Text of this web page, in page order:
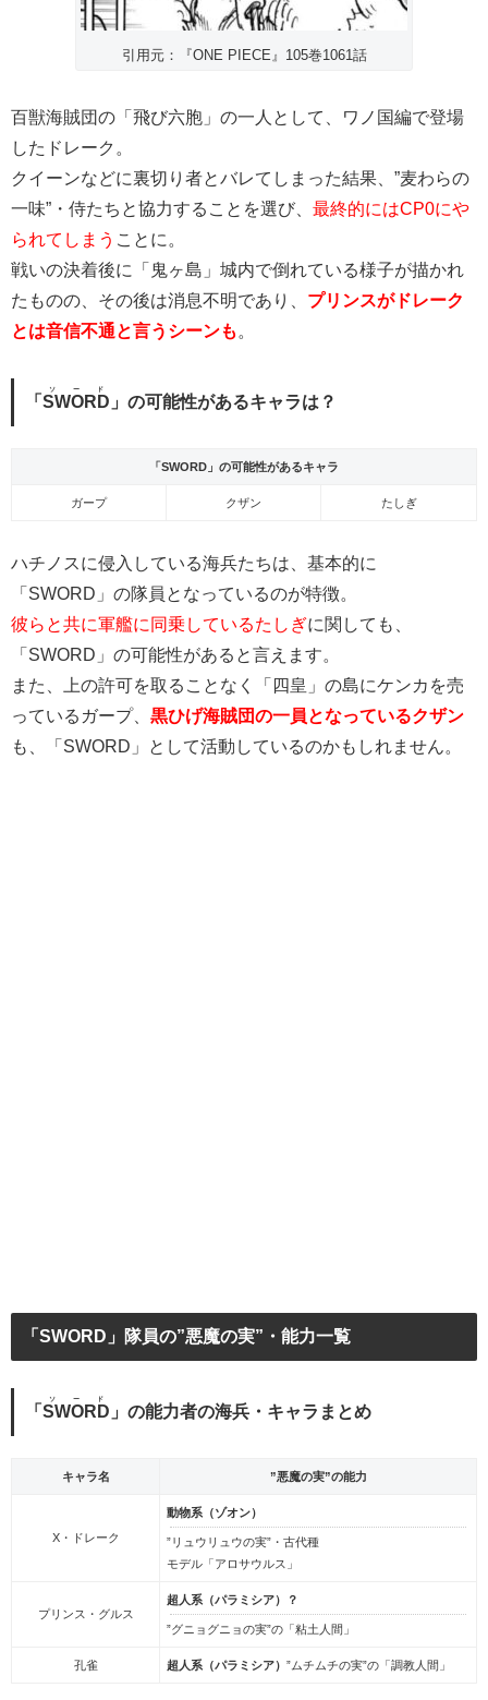
引用元：『ONE PIECE』105巻1061話
百獣海賊団の「飛び六胞」の一人として、ワノ国編で登場
したドレーク。
クイーンなどに裏切り者とバレてしまった結果、”麦わらの
一味”・侍たちと協力することを選び、 最終的にはCP0にや
られてしまう ことに。
戦いの決着後に「鬼ヶ島」城内で倒れている様子が描かれ
たものの、その後は消息不明であり、 プリンスがドレーク
とは音信不通と言うシーンも 。
「 SWORD
ソード
」の可能性があるキャラは？
「SWORD」の可能性があるキャラ
ガープ クザン たしぎ
ハチノスに侵入している海兵たちは、基本的に
「SWORD」の隊員となっているのが特徴。
彼らと共に軍艦に同乗しているたしぎに関しても、
「SWORD」の可能性があると言えます。
また、上の許可を取ることなく「四皇」の島にケンカを売
っているガープ、 黒ひげ海賊団の一員となっているクザン
も、「SWORD」として活動しているのかもしれません。
「SWORD」隊員の”悪魔の実”・能力一覧
「 SWORD
ソード
」の能力者の海兵・キャラまとめ
キャラ名 ”悪魔の実”の能力
X・ドレーク
動物系（ゾオン）
”リュウリュウの実”・古代種
モデル「アロサウルス」
プリンス・グルス
超人系（パラミシア）？
”グニョグニョの実”の「粘土人間」
孔雀 超人系（パラミシア） ”ムチムチの実”の「調教人間」